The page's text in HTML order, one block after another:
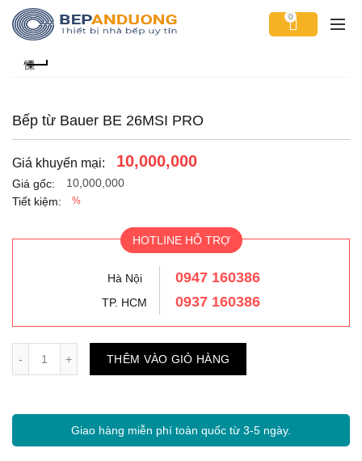
0
Bếp từ Bauer BE 26MSI PRO
Giá khuyến mại: 10,000,000
Giá gốc:
10,000,000
Tiết kiệm:
%
HOTLINE HỖ TRỢ
Hà Nội 0947 160386
TP. HCM 0937 160386
THÊM VÀO GIỎ HÀNG
Giao hàng miễn phí toàn quốc từ 3-5 ngày.